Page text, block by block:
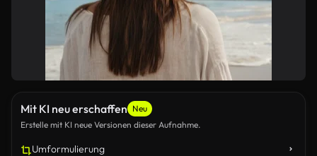
Mit KI neu erschaffen Neu
Erstelle mit KI neue Versionen dieser Aufnahme.
Umformulierung